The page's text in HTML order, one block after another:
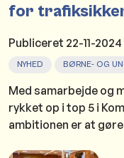
for
Publiceret 22-11-2024
NYHED BØRNE- OG
Med samarbejde og
rykket op i top 5 i
ambitionen er at